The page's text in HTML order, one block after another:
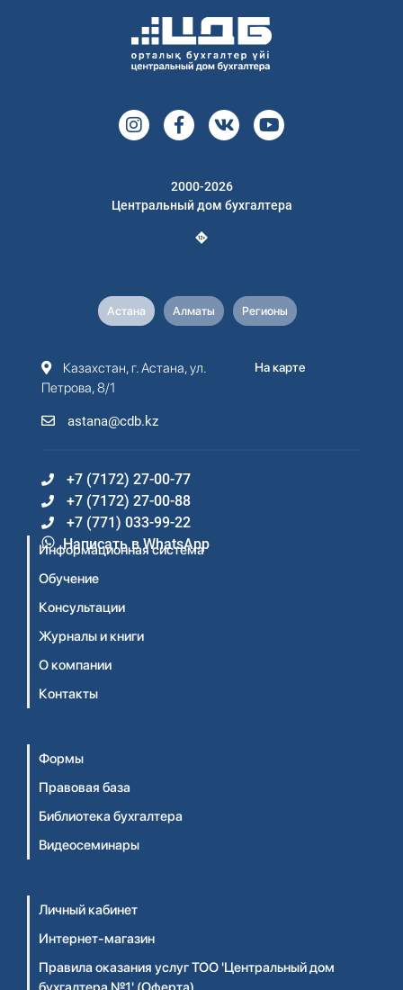
2000-2026
Центральный дом бухгалтера
Астана Алматы Регионы
Казахстан, г. Астана, ул.
Петрова, 8/1
astana@cdb.kz
На карте
+7 (7172) 27-00-77
+7 (7172) 27-00-88
+7 (771) 033-99-22
Написать в WhatsApp
Информационная система
Обучение
Консультации
Журналы и книги
О компании
Контакты
Формы
Правовая база
Библиотека бухгалтера
Видеосеминары
Личный кабинет
Интернет-магазин
Правила оказания услуг ТОО 'Центральный дом